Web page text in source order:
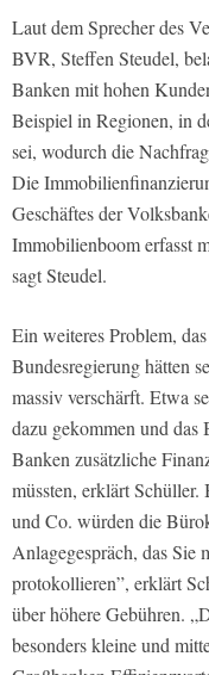
Laut dem Sprecher des
BVR, Steffen Steudel,
Banken mit hohen
Beispiel in Regionen, in
sei, wodurch die
Die
Geschäftes der
Immobilienboom erfasst
sagt Steudel.
Ein weiteres Problem,
Bundesregierung hätten
massiv verschärft. Etwa
dazu gekommen und das
Banken zusätzliche
müssten, erklärt Schüller.
und Co. würden die
Anlagegespräch, das Sie
protokollieren”, erklärt
über höhere Gebühren.
besonders kleine und